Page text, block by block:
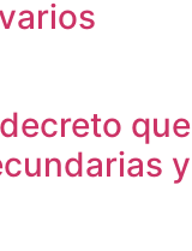
que
y